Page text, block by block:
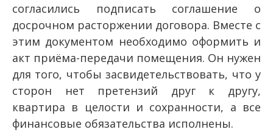
согласились подписать соглашение о
досрочном расторжении договора. Вместе с
этим документом необходимо оформить и
акт приёма-передачи помещения. Он нужен
для того, чтобы засвидетельствовать, что у
сторон нет претензий друг к другу,
квартира в целости и сохранности, а все
финансовые обязательства исполнены.